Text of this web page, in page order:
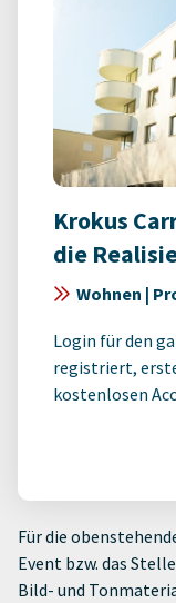
Krokus
die
Wohnen |
Login für den
registriert,
kostenlosen
Für die
Event bzw. das
Bild- und